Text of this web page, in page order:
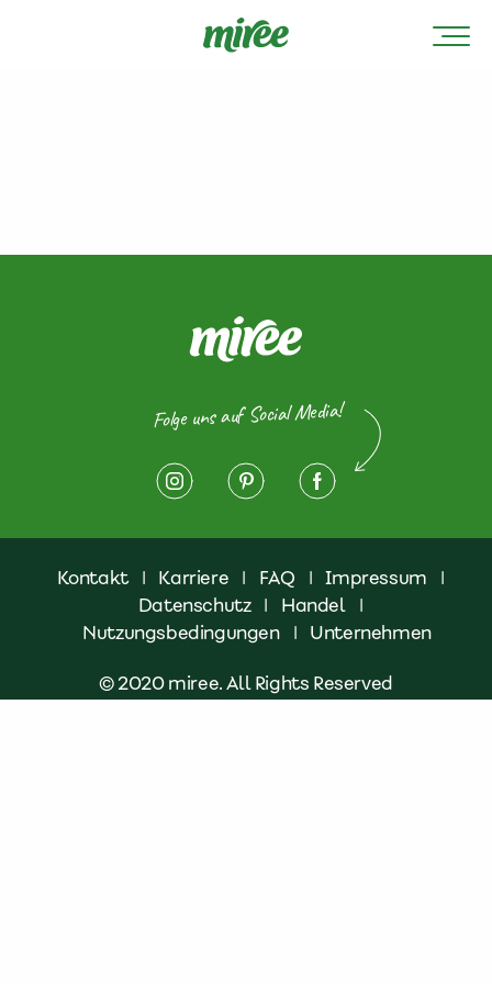
Folge uns auf Social Media!
Kontakt | Karriere | FAQ | Impressum
|
Datenschutz | Handel
|
Nutzungsbedingungen
| Unternehmen
© 2020 miree. All Rights Reserved